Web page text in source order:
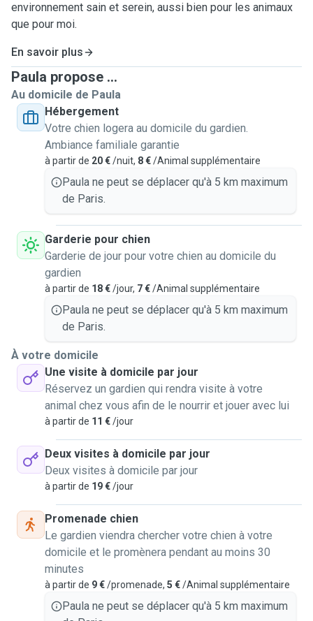
environnement sain et serein, aussi bien pour les animaux
que pour moi.
En savoir plus
Paula propose ...
Au domicile de Paula
Hébergement
Votre chien logera au domicile du gardien.
Ambiance familiale garantie
à partir de 20 €/nuit, 8 €/Animal supplémentaire
Paula ne peut se déplacer qu'à 5 km maximum
de Paris.
Garderie pour chien
Garderie de jour pour votre chien au domicile du
gardien
à partir de 18 €/jour, 7 €/Animal supplémentaire
Paula ne peut se déplacer qu'à 5 km maximum
de Paris.
À votre domicile
Une visite à domicile par jour
Réservez un gardien qui rendra visite à votre
animal chez vous afin de le nourrir et jouer avec lui
à partir de 11 €/jour
Deux visites à domicile par jour
Deux visites à domicile par jour
à partir de 19 €/jour
Promenade chien
Le gardien viendra chercher votre chien à votre
domicile et le promènera pendant au moins 30
minutes
à partir de 9 €/promenade, 5 €/Animal supplémentaire
Paula ne peut se déplacer qu'à 5 km maximum